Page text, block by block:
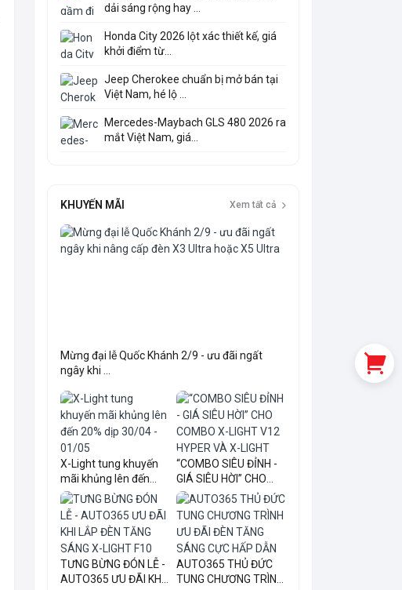
dải sáng rộng hay ...
Honda City 2026 lột xác thiết kế, giá
khởi điểm từ...
Jeep Cherokee chuẩn bị mở bán tại
Việt Nam, hé lộ ...
Mercedes-Maybach GLS 480 2026 ra
mắt Việt Nam, giá...
KHUYẾN MÃI Xem tất cả
Mừng đại lễ Quốc Khánh 2/9 - ưu đãi ngất
ngây khi ...
X-Light tung khuyến
mãi khủng lên đến
20...
“COMBO SIÊU ĐỈNH -
GIÁ SIÊU HỜI” CHO
COM...
TƯNG BỪNG ĐÓN LỄ -
AUTO365 ƯU ĐÃI KHI
AUTO365 THỦ ĐỨC
TUNG CHƯƠNG TRÌNH